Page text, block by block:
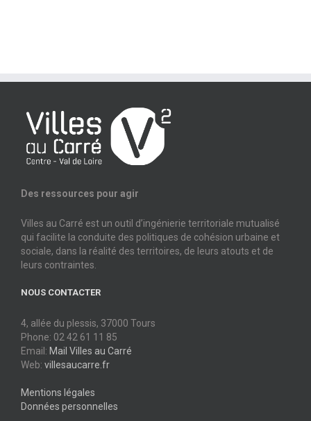
Des ressources pour agir
Villes au Carré est un outil d’ingénierie territoriale mutualisé
qui facilite la conduite des politiques de cohésion urbaine et
sociale, dans la réalité des territoires, de leurs atouts et de
leurs contraintes.
NOUS CONTACTER
4, allée du plessis, 37000 Tours
Phone: 02 42 61 11 85
Email: Mail Villes au Carré
Web: villesaucarre.fr
Mentions légales
Données personnelles